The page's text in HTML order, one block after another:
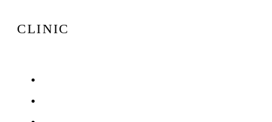
CLINIC